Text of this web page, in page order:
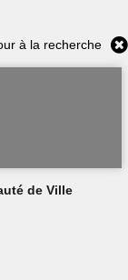
à la recherche
de Ville